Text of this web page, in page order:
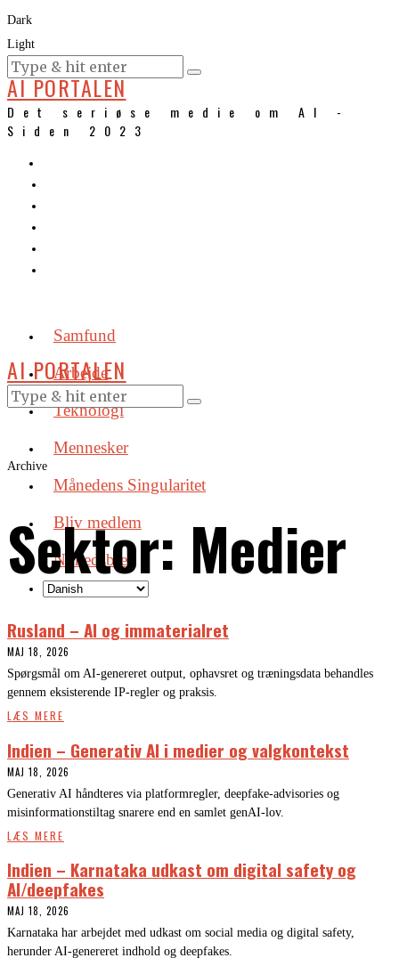
Dark
Light
KURSER
AI PORTALEN
Det seriøse medie om AI -
Siden 2023
Samfund
Arbejde
Teknologi
Mennesker
Månedens Singularitet
Bliv medlem
Nyhedsbrev
AI PORTALEN
Archive
Sektor: Medier
Rusland – AI og immaterialret
MAJ 18, 2026
Spørgsmål om AI-genereret output, ophavsret og træningsdata behandles
gennem eksisterende IP-regler og praksis.
LÆS MERE
Indien – Generativ AI i medier og valgkontekst
MAJ 18, 2026
Generativ AI håndteres via platformregler, deepfake-advisories og
misinformationstiltag snarere end en samlet genAI-lov.
LÆS MERE
Indien – Karnataka udkast om digital safety og
AI/deepfakes
MAJ 18, 2026
Karnataka har arbejdet med udkast om social media og digital safety,
herunder AI-genereret indhold og deepfakes.